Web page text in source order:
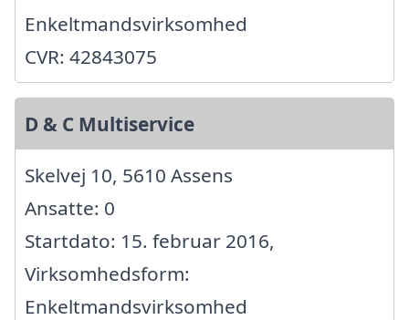
Enkeltmandsvirksomhed
CVR: 42843075
D & C Multiservice
Skelvej 10, 5610 Assens
Ansatte: 0
Startdato: 15. februar 2016,
Virksomhedsform:
Enkeltmandsvirksomhed